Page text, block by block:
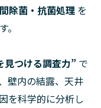
除菌・抗菌処理 を
見つける調査力” で
壁内の結露、天井
を科学的に分析し